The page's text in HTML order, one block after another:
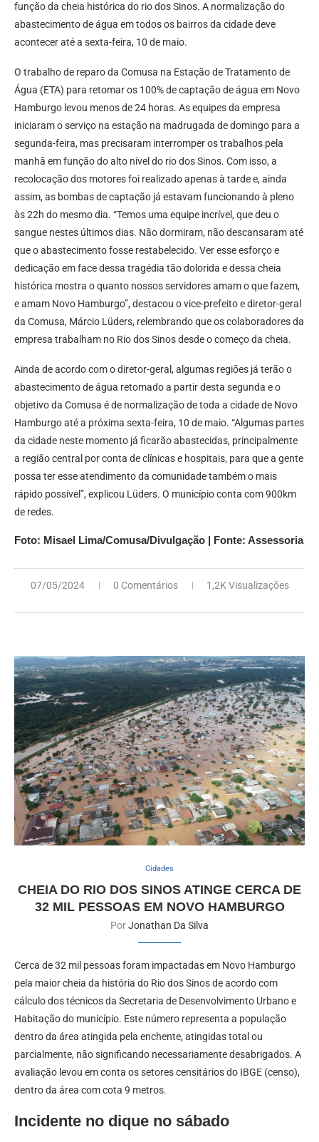
função da cheia histórica do rio dos Sinos. A normalização do
abastecimento de água em todos os bairros da cidade deve
acontecer até a sexta-feira, 10 de maio.
O trabalho de reparo da Comusa na Estação de Tratamento de
Água (ETA) para retomar os 100% de captação de água em Novo
Hamburgo levou menos de 24 horas. As equipes da empresa
iniciaram o serviço na estação na madrugada de domingo para a
segunda-feira, mas precisaram interromper os trabalhos pela
manhã em função do alto nível do rio dos Sinos. Com isso, a
recolocação dos motores foi realizado apenas à tarde e, ainda
assim, as bombas de captação já estavam funcionando à pleno
às 22h do mesmo dia. “Temos uma equipe incrível, que deu o
sangue nestes últimos dias. Não dormiram, não descansaram até
que o abastecimento fosse restabelecido. Ver esse esforço e
dedicação em face dessa tragédia tão dolorida e dessa cheia
histórica mostra o quanto nossos servidores amam o que fazem,
e amam Novo Hamburgo”, destacou o vice-prefeito e diretor-geral
da Comusa, Márcio Lüders, relembrando que os colaboradores da
empresa trabalham no Rio dos Sinos desde o começo da cheia.
Ainda de acordo com o diretor-geral, algumas regiões já terão o
abastecimento de água retomado a partir desta segunda e o
objetivo da Comusa é de normalização de toda a cidade de Novo
Hamburgo até a próxima sexta-feira, 10 de maio. “Algumas partes
da cidade neste momento já ficarão abastecidas, principalmente
a região central por conta de clínicas e hospitais, para que a gente
possa ter esse atendimento da comunidade também o mais
rápido possível”, explicou Lüders. O município conta com 900km
de redes.
Foto: Misael Lima/Comusa/Divulgação | Fonte: Assessoria
07/05/2024 0 Comentários 1,2K Visualizações
Cidades
CHEIA DO RIO DOS SINOS ATINGE CERCA DE
32 MIL PESSOAS EM NOVO HAMBURGO
PorJonathan Da Silva
Cerca de 32 mil pessoas foram impactadas em Novo Hamburgo
pela maior cheia da história do Rio dos Sinos de acordo com
cálculo dos técnicos da Secretaria de Desenvolvimento Urbano e
Habitação do município. Este número representa a população
dentro da área atingida pela enchente, atingidas total ou
parcialmente, não significando necessariamente desabrigados. A
avaliação levou em conta os setores censitários do IBGE (censo),
dentro da área com cota 9 metros.
Incidente no dique no sábado